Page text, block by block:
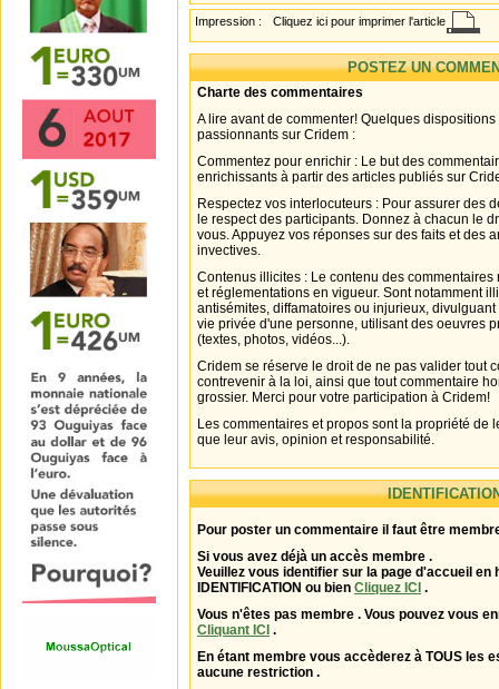
Impression : Cliquez ici pour imprimer l'article
POSTEZ UN
Charte des commentaires
A lire avant de commenter! Quelques
passionnants sur Cridem :
Commentez pour enrichir : Le but des
enrichissants à partir des articles publiés sur
Respectez vos interlocuteurs : Pour assurer des
le respect des participants. Donnez à chacun le
vous. Appuyez vos réponses sur des faits et des
invectives.
Contenus illicites : Le contenu des
et réglementations en vigueur. Sont notamment
antisémites, diffamatoires ou injurieux,
vie privée d'une personne, utilisant des oeuvres
(textes, photos, vidéos...).
Cridem se réserve le droit de ne pas valider tout
contrevenir à la loi, ainsi que tout commentaire
grossier. Merci pour votre participation à Cridem!
Les commentaires et propos sont la propriété de
que leur avis, opinion et responsabilité.
Pour poster un commentaire il faut être
Si vous avez déjà un accès membre .
Veuillez vous identifier sur la page d'accueil en
IDENTIFICATION ou bien Cliquez ICI .
Vous n'êtes pas membre . Vous pouvez vous
Cliquant ICI .
En étant membre vous accèderez à TOUS les
aucune restriction .